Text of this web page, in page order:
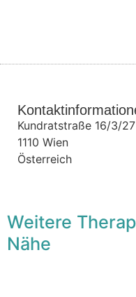
Kundratstraße 16/3/27
1110 Wien
Österreich
Weitere
Nähe